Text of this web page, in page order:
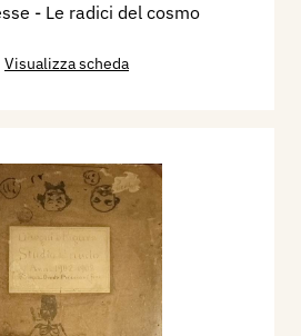
- Le radici del cosmo
Visualizza scheda